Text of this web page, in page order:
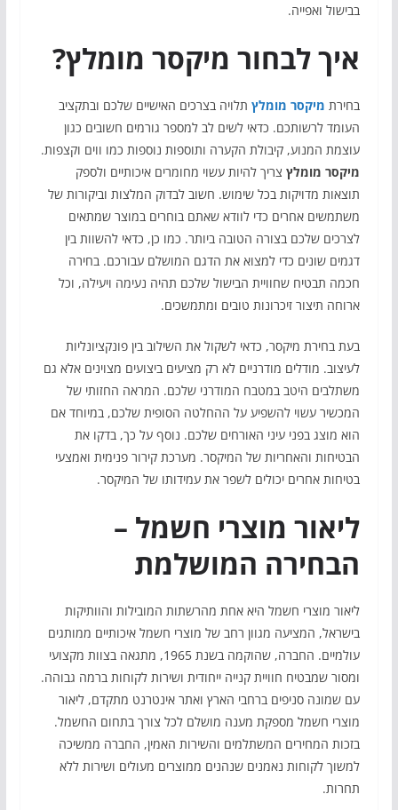
בבישול ואפייה.
איך לבחור מיקסר מומלץ?
בחירת מיקסר מומלץתלויה בצרכים האישיים שלכם ובתקציב
העומד לרשותכם. כדאי לשים לב למספר גורמים חשובים כגון
עוצמת המנוע, קיבולת הקערה ותוספות נוספות כמו ווים וקצפות.
מיקסר מומלץצריך להיות עשוי מחומרים איכותיים ולספק
תוצאות מדויקות בכל שימוש. חשוב לבדוק המלצות וביקורות של
משתמשים אחרים כדי לוודא שאתם בוחרים במוצר שמתאים
לצרכים שלכם בצורה הטובה ביותר. כמו כן, כדאי להשוות בין
דגמים שונים כדי למצוא את הדגם המושלם עבורכם. בחירה
חכמה תבטיח שחוויית הבישול שלכם תהיה נעימה ויעילה, וכל
ארוחה תיצור זיכרונות טובים ומתמשכים.
בעת בחירת מיקסר, כדאי לשקול את השילוב בין פונקציונליות
לעיצוב. מודלים מודרניים לא רק מציעים ביצועים מצוינים אלא גם
משתלבים היטב במטבח המודרני שלכם. המראה החזותי של
המכשיר עשוי להשפיע על ההחלטה הסופית שלכם, במיוחד אם
הוא מוצג בפני עיני האורחים שלכם. נוסף על כך, בדקו את
הבטיחות והאחריות של המיקסר. מערכת קירור פנימית ואמצעי
בטיחות אחרים יכולים לשפר את עמידותו של המיקסר.
ליאור מוצרי חשמל –
הבחירה המושלמת
ליאור מוצרי חשמל היא אחת מהרשתות המובילות והוותיקות
בישראל, המציעה מגוון רחב של מוצרי חשמל איכותיים ממותגים
עולמיים. החברה, שהוקמה בשנת 1965, מתגאה בצוות מקצועי
ומסור שמבטיח חוויית קנייה ייחודית ושירות לקוחות ברמה גבוהה.
עם שמונה סניפים ברחבי הארץ ואתר אינטרנט מתקדם, ליאור
מוצרי חשמל מספקת מענה מושלם לכל צורך בתחום החשמל.
בזכות המחירים המשתלמים והשירות האמין, החברה ממשיכה
למשוך לקוחות נאמנים שנהנים ממוצרים מעולים ושירות ללא
תחרות.